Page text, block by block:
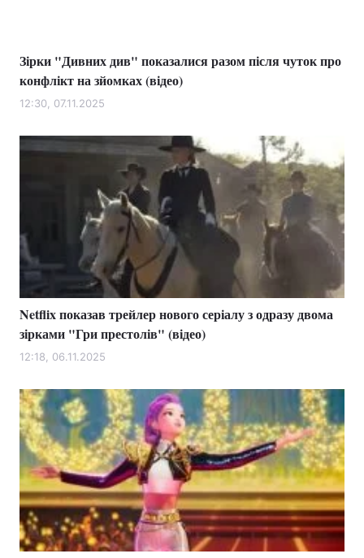
Зірки "Дивних див" показалися разом після чуток про
конфлікт на зйомках (відео)
12:30, 07.11.2025
Netflix показав трейлер нового серіалу з одразу двома
зірками "Гри престолів" (відео)
12:18, 06.11.2025